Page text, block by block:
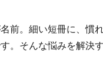
前。細い短冊に、慣
。そんな悩みを解決